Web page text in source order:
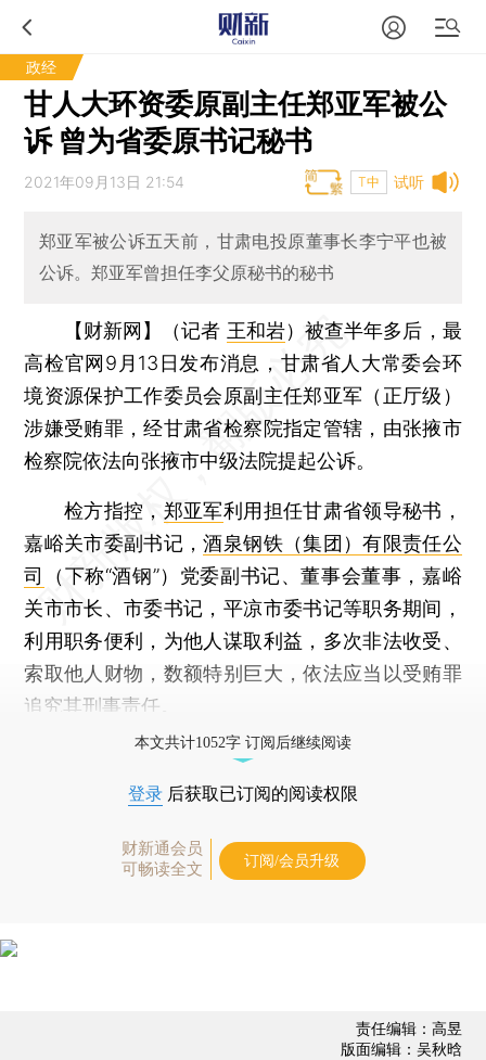
政经
甘人大环资委原副主任郑亚军被公
诉 曾为省委原书记秘书
试听
2021年09月13日 21:54 T中
郑亚军被公诉五天前，甘肃电投原董事长李宁平也被
公诉。郑亚军曾担任李父原秘书的秘书
【财新网】（记者 王和岩） 被查半年多后，最
高检官网9月13日发布消息，甘肃省人大常委会环
境资源保护工作委员会原副主任郑亚军（正厅级）
涉嫌受贿罪，经甘肃省检察院指定管辖，由张掖市
检察院依法向张掖市中级法院提起公诉。
检方指控， 郑亚军利用担任甘肃省领导秘书，
嘉峪关市委副书记，酒泉钢铁（集团）有限责任公
司
（下称“酒钢”）党委副书记、董事会董事，嘉峪
关市市长、市委书记，平凉市委书记等职务期间，
利用职务便利，为他人谋取利益，多次非法收受、
索取他人财物，数额特别巨大，依法应当以受贿罪
追究其刑事责任。
本文共计1052字 订阅后继续阅读
登录 后获取已订阅的阅读权限
财新通会员
可畅读全文
订阅/会员升级
责任编辑：高昱
版面编辑：吴秋晗